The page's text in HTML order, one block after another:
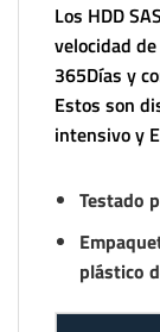
Los HDD
velocidad
365Días y
Estos son
intensivo y
Testado
plástico